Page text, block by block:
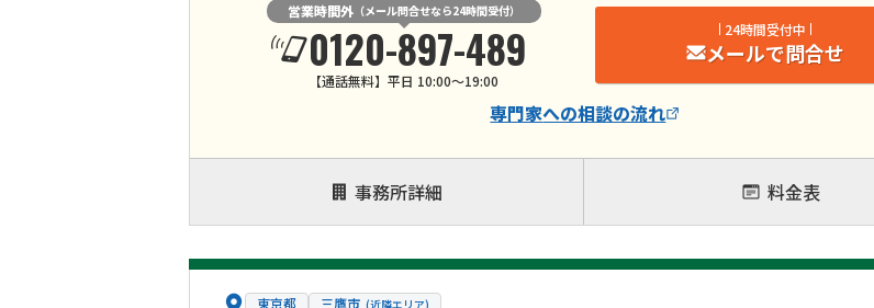
営業時間外（メール問合せなら24時間受付）
0120-897-489
【通話無料】平日 10:00～19:00
24時間受付中
メールで問合せ
専門家への相談の流れ
事務所詳細 料金表
東京都 三鷹市 (近隣エリア)